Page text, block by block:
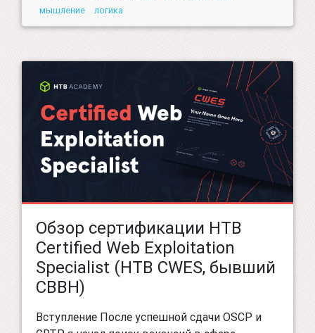
мышление
логика
Обзор сертификации HTB
Certified Web Exploitation
Specialist (HTB CWES, бывший
CBBH)
Вступление После успешной сдачи OSCP и